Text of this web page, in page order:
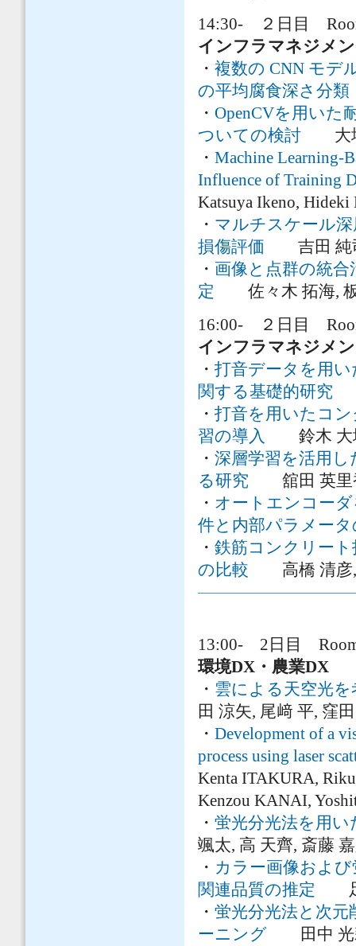
14:30- ２日目
インフラマネジ
・ 複数の CNN モデ
の平均腐食深さ分類
・ OpenCVを用いた
ついての検討 大場
・ Machine Learning-
Influence of Training
Katsuya Ikeno,
・ マルチスケール
損傷評価 吉田 純司
・ 画像と点群の統
定 佐々木 拓海, 板
16:00- ２日目
インフラマネジメ
・ 打音データを用い
関する基礎的研究
・ 打音を用いたコ
習の導入
鈴木 大
・ 深層学習を活用し
る研究 舘田 英里香
・ オートエンコー
件と内部パラメータ
・ 鉄筋コンクリー
の比較 高橋 清彦,
13:00- 2日目
環境DX・農業DX
・ 雲による天空光
田 涼矢, 尾﨑 平, 窪
・ Development of a
process using laser
Kenta ITAKURA,
Kenzou KANAI,
・ 蛍光分光法を用
颯太, 高 天齊, 斎藤
・ カラー画像およ
関連品質の推定 足
・ 蛍光分光法と次
ーニング 田中 光莉